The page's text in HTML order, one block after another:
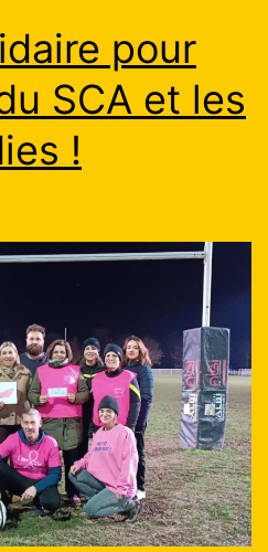
pour
SCA et les
!